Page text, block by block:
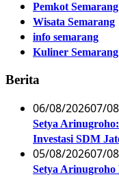
Pemkot Semarang
Wisata Semarang
info semarang
Kuliner Semarang
Berita
06/08/202607/
Setya
Investasi SDM
05/08/202607/
Setya Arinugroho